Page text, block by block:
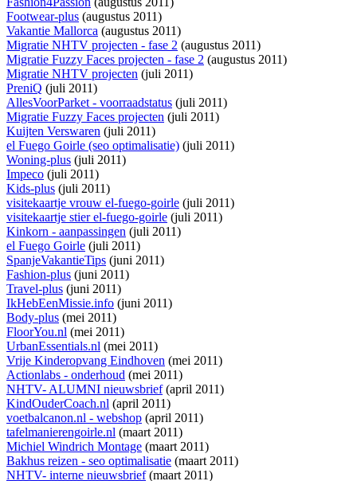
Footwear-plus (augustus 2011)
Vakantie Mallorca (augustus 2011)
Migratie NHTV projecten - fase 2 (augustus 2011)
Migratie Fuzzy Faces projecten - fase 2 (augustus 2011)
Migratie NHTV projecten (juli 2011)
PreniQ (juli 2011)
AllesVoorParket - voorraadstatus (juli 2011)
Migratie Fuzzy Faces projecten (juli 2011)
Kuijten Verswaren (juli 2011)
el Fuego Goirle (seo optimalisatie) (juli 2011)
Woning-plus (juli 2011)
Impeco (juli 2011)
Kids-plus (juli 2011)
visitekaartje vrouw el-fuego-goirle (juli 2011)
visitekaartje stier el-fuego-goirle (juli 2011)
Kinkorn - aanpassingen (juli 2011)
el Fuego Goirle (juli 2011)
SpanjeVakantieTips (juni 2011)
Fashion-plus (juni 2011)
Travel-plus (juni 2011)
IkHebEenMissie.info (juni 2011)
Body-plus (mei 2011)
FloorYou.nl (mei 2011)
UrbanEssentials.nl (mei 2011)
Vrije Kinderopvang Eindhoven (mei 2011)
Actionlabs - onderhoud (mei 2011)
NHTV- ALUMNI nieuwsbrief(april 2011)
KindOuderCoach.nl (april 2011)
voetbalcanon.nl - webshop (april 2011)
tafelmanierengoirle.nl (maart 2011)
Michiel Windrich Montage (maart 2011)
Bakhus reizen - seo optimalisatie (maart 2011)
NHTV- interne nieuwsbrief(maart 2011)